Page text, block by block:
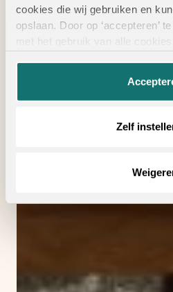
cookies die wij gebruiken en
opslaan. Door op ‘accepteren’
met het gebruik van alle
Zelf